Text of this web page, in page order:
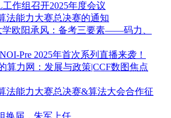
作组召开2025年度会议
法能力大赛总决赛的通知
学欧阳承风：备考三要素——码力、
Pre 2025年首次系列直播来袭！
算力网：发展与政策|CCF数图焦点
法能力大赛总决赛&算法大会合作征
换届，朱军上任